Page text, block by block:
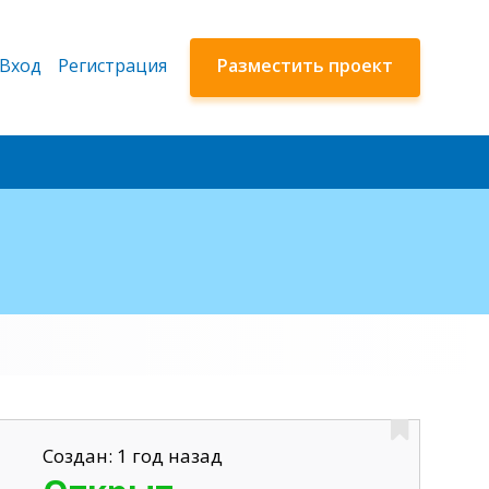
Создан: 1 год назад
Вход Регистрация Разместить проект